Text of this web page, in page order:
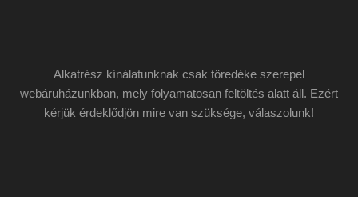
Alkatrész kínálatunknak csak töredéke szerepel
webáruházunkban, mely folyamatosan feltöltés alatt áll. Ezért
kérjük érdeklődjön mire van szüksége, válaszolunk!